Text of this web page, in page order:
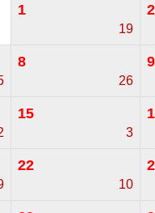
1
19
2
8
26
9
15
3
22
10